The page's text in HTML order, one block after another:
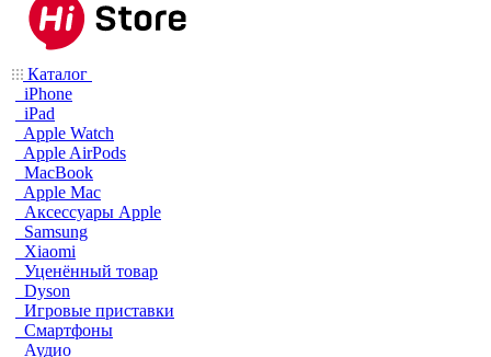
Каталог
iPhone
iPad
Apple Watch
Apple AirPods
MacBook
Apple Mac
Аксессуары Apple
Samsung
Xiaomi
Уценённый товар
Dyson
Игровые приставки
Смартфоны
Аудио